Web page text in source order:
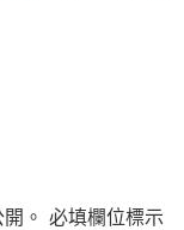
。 必填欄位標示